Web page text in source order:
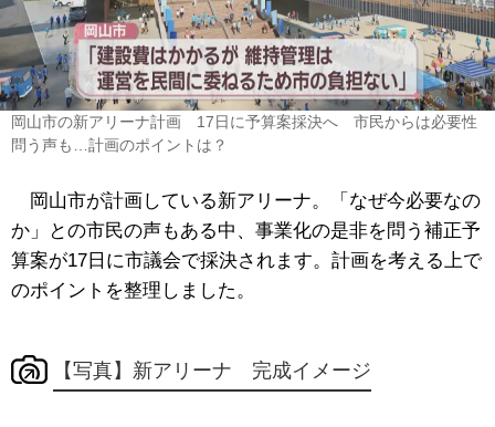
岡山市の新アリーナ計画 17日に予算案採決へ 市民からは必要性
問う声も…計画のポイントは？
岡山市が計画している新アリーナ。「なぜ今必要なの
か」との市民の声もある中、事業化の是非を問う補正予
算案が17日に市議会で採決されます。計画を考える上で
のポイントを整理しました。
【写真】新アリーナ 完成イメージ